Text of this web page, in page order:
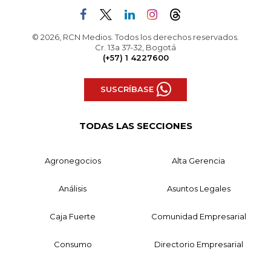
© 2026, RCN Medios. Todos los derechos reservados.
Cr. 13a 37-32, Bogotá
(+57) 1 4227600
SUSCRÍBASE
TODAS LAS SECCIONES
Agronegocios Alta Gerencia
Análisis Asuntos Legales
Caja Fuerte Comunidad Empresarial
Consumo Directorio Empresarial